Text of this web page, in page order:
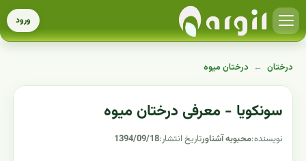
ورود
درختان ← درختان میوه
سونکویا - معرفی درختان میوه
نویسنده:محبوبه آشناورتاریخ انتشار:1394/09/18